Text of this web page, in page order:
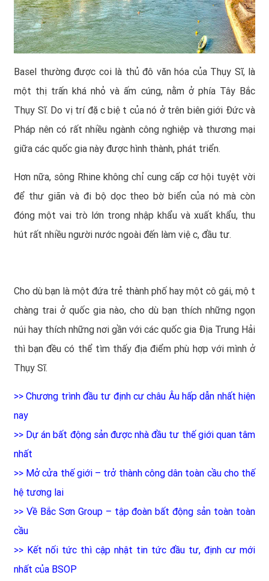
Basel thường được coi là thủ đô văn hóa của Thụy Sĩ, là
một thị trấn khá nhỏ và ấm cúng, nằm ở phía Tây Bắc
Thụy Sĩ. Do vị trí đặc biệt của nó ở trên biên giới Đức và
Pháp nên có rất nhiều ngành công nghiệp và thương mại
giữa các quốc gia này được hình thành, phát triển.
Hơn nữa, sông Rhine không chỉ cung cấp cơ hội tuyệt vời
để thư giãn và đi bộ dọc theo bờ biển của nó mà còn
đóng một vai trò lớn trong nhập khẩu và xuất khẩu, thu
hút rất nhiều người nước ngoài đến làm việc, đầu tư.
Cho dù bạn là một đứa trẻ thành phố hay một cô gái, một
chàng trai ở quốc gia nào, cho dù bạn thích những ngọn
núi hay thích những nơi gần với các quốc gia Địa Trung Hải
thì bạn đều có thể tìm thấy địa điểm phù hợp với mình ở
Thụy Sĩ.
>>Chương trình đầu tư định cư châu Âu hấp dẫn nhất hiện
nay
>> Dự án bất động sản được nhà đầu tư thế giới quan tâm
nhất
>> Mở cửa thế giới – trở thành công dân toàn cầu cho thế
hệ tương lai
>> Về Bắc Sơn Group – tập đoàn bất động sản toàn toàn
cầu
>> Kết nối tức thì cập nhật tin tức đầu tư, định cư mới
nhất của BSOP